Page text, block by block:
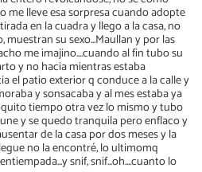
me lleve esa sorpresa cuando adopte
en la cuadra y llego a la casa, no
muestran su sexo...Maullan y por las
me imajino....cuando al fin tubo su
y no hacia mientras estaba
el patio exterior q conduce a la calle y
y sonsacaba y al mes estaba ya
tiempo otra vez lo mismo y tubo
y se quedo tranquila pero enflaco y
de la casa por dos meses y la
no la encontré, lo ultimomq
snif, snif...oh....cuanto lo